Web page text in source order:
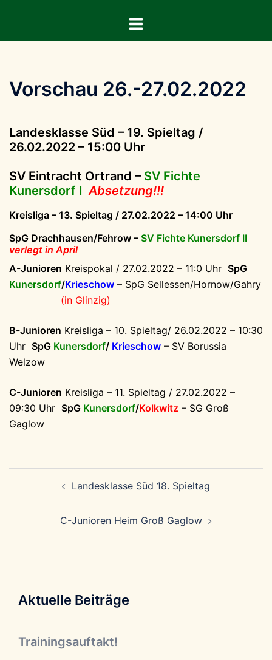
springen
Menü
Vorschau 26.-27.02.2022
Landesklasse Süd – 19. Spieltag /
26.02.2022 – 15:00 Uhr
SV Eintracht Ortrand – SV Fichte
Kunersdorf IAbsetzung!!!
Kreisliga – 13. Spieltag / 27.02.2022 – 14:00 Uhr
SpG Drachhausen/Fehrow – SV Fichte Kunersdorf II
verlegt in April
A-Junioren Kreispokal / 27.02.2022 – 11:0 Uhr SpG
Kunersdorf/Krieschow – SpG Sellessen/Hornow/Gahry
(in Glinzig)
B-Junioren Kreisliga – 10. Spieltag/ 26.02.2022 – 10:30
Uhr SpG Kunersdorf/ Krieschow – SV Borussia
Welzow
C-Junioren Kreisliga – 11. Spieltag / 27.02.2022 –
09:30 Uhr SpG Kunersdorf/Kolkwitz – SG Groß
Gaglow
Landesklasse Süd 18. Spieltag
C-Junioren Heim Groß Gaglow
Aktuelle Beiträge
Trainingsauftakt!